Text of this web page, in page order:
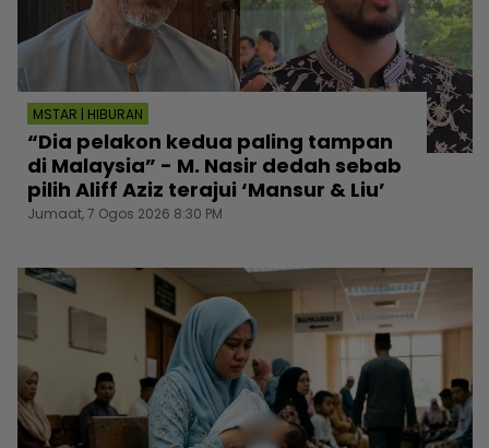
MSTAR | HIBURAN
“Dia pelakon kedua paling tampan
di Malaysia” - M. Nasir dedah sebab
pilih Aliff Aziz terajui ‘Mansur & Liu’
Jumaat, 7 Ogos 2026 8:30 PM